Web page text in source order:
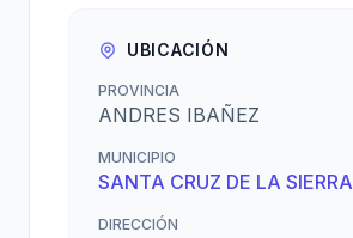
UBICACIÓN
PROVINCIA
ANDRES IBAÑEZ
MUNICIPIO
SANTA CRUZ DE LA SIERRA
DIRECCIÓN